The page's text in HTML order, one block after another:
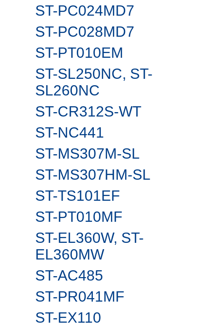
ST-PC024MD7
ST-PC028MD7
ST-PT010EM
ST-SL250NC, ST-
SL260NС
ST-CR312S-WT
ST-NC441
ST-MS307M-SL
ST-MS307HM-SL
ST-TS101EF
ST-PT010MF
ST-EL360W, ST-
EL360MW
ST-AC485
ST-PR041MF
ST-EX110